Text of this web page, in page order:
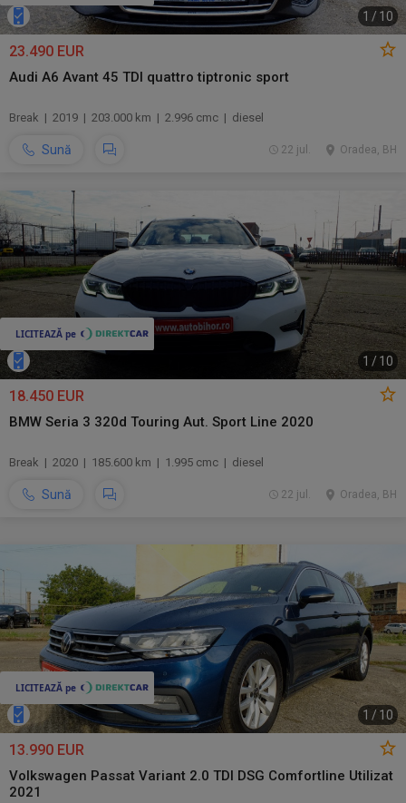
1 /10
23.490 EUR
Audi A6 Avant 45 TDI quattro tiptronic sport
Break | 2019 | 203.000 km | 2.996 cmc | diesel
Sună Oradea, BH
22 jul.
1 /10
18.450 EUR
BMW Seria 3 320d Touring Aut. Sport Line 2020
Break | 2020 | 185.600 km | 1.995 cmc | diesel
Sună Oradea, BH
22 jul.
1 / 10
13.990 EUR
Volkswagen Passat Variant 2.0 TDI DSG Comfortline Utilizat
2021